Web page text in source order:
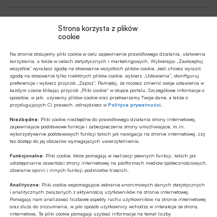
Strona korzysta z plików
cookie
Na stronie stosujemy pliki cookie w celu zapewnienie prawidłowego działania, ułatwienia
korzystania, a także w celach statystycznych i marketingowych. Wybierając „Zaakceptuj
wszystkie” wyrażasz zgodę na stosowanie wszystkich plików cookie. Jeśli chcesz wyrazić
zgodę na stosowanie tylko niektórych plików cookie, wybierz „Ustawienia”, skonfiguruj
preferencje i wybierz przycisk „Zapisz”. Pamiętaj, że możesz zmienić swoje ustawienia w
każdym czasie klikając przycisk „Pliki cookie” w stopce portalu. Szczegółowe informacje o
sposobie, w jaki używamy plików cookie oraz przetwarzamy Twoje dane, a także o
przysługujących Ci prawach, odnajdziesz wPolityce prywatności
Niezbędne: Pliki cookie niezbędne do prawidłowego działania strony internetowej,
zapewniające podstawowe funkcje i zabezpieczenia strony umożliwiające, m.in.
wykorzystywanie podstawowych funkcji takich jak nawigacja na stronie internetowej, czy
tez dostęp do jej obszarów wymagających uwierzytelnienia.
Funkcjonalne: Pliki cookie, które pomagają w realizacji pewnych funkcji, takich jak
udostępnianie zawartości strony internetowej na platformach mediów społecznościowych,
zbieranie opinii i innych funkcji podmiotów trzecich.
Analityczne: Pliki cookie wspomagające zebranie anonimowych danych statystycznych
i analitycznych związanych z aktywnością użytkowników na stronie internetowej.
Pomagają nam analizować liczbowe aspekty ruchu użytkowników na stronie internetowej
oraz służą do zrozumienia, w jaki sposób użytkownicy wchodzą w interakcje ze stroną
internetową. Te pliki cookie pomagają uzyskać informacje na temat liczby
Polecamy
MULTIMEDIA
Banki mogą bezpośrednio finansować
przemysł zbrojeniowy
Zielone remonty odrębnym, masowym
segmentem rynku finansowania
bankowego?
Z RYNKU FINANSOWEGO
PKO BP o nowych zasadach